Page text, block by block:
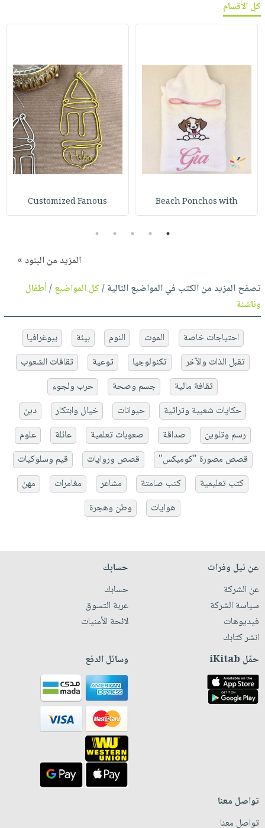
كل الأقسام
Beach Ponchos with
Customized Fanous
1
2
3
4
5
المزيد من البنود »
تصفح المزيد من الكتب في المواضيع التالية /كل المواضيع/أطفال
وناشئة
احتياجات خاصة الموت النوم بيئة
بيوغرافيا
تقبل الذات والآخر
تكنولوجيا توعية
ثقافات الشعوب
ثقافة مالية
جسم وصحة
حرب ولجوء
حكايات شعبية وتراثية
حيوانات خيال وابتكار
دين
رسم وتلوين
صداقة صعوبات تعلمية عائلة
علوم
قصص مصورة "كوميكس"
قصص وروايات
قيم وسلوكيات
كتب تعليمية
كتب صامتة مشاعر مغامرات
مهن
هوايات
وطن وهجرة
عن نيل وفرات
عن الشركة
سياسة الشركة
فيديوهات
انشر كتابك
حسابك
حسابك
عربة التسوق
لائحة الأمنيات
حمّل iKitab وسائل الدفع
تواصل معنا
تواصل معنا